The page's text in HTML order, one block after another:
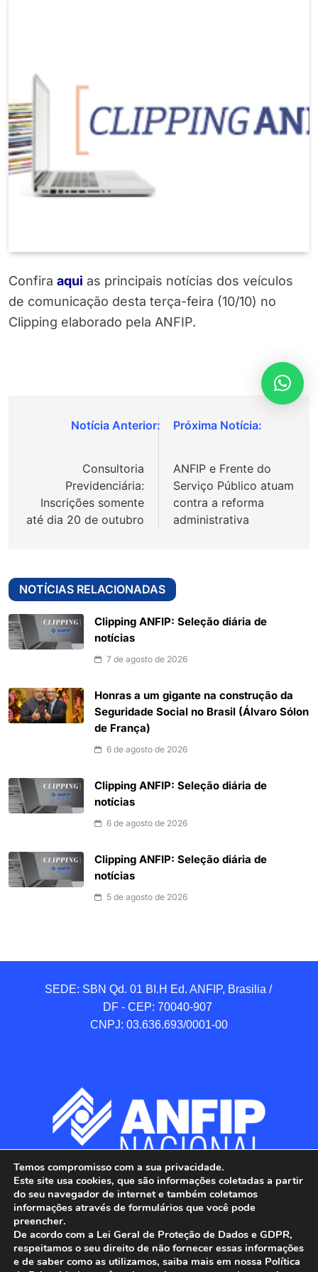
Confira aqui as principais notícias dos veículos
de comunicação desta terça-feira (10/10) no
Clipping elaborado pela ANFIP.
Navegação
Consultoria
Previdenciária:
Inscrições somente
até dia 20 de outubro
ANFIP e Frente do
Serviço Público atuam
contra a reforma
administrativa
NOTÍCIAS RELACIONADAS
Clipping ANFIP: Seleção diária de
notícias
7 de agosto de 2026
Honras a um gigante na construção da
Seguridade Social no Brasil (Álvaro Sólon
de França)
6 de agosto de 2026
Clipping ANFIP: Seleção diária de
notícias
6 de agosto de 2026
Clipping ANFIP: Seleção diária de
notícias
5 de agosto de 2026
SEDE: SBN Qd. 01 BI.H Ed. ANFIP, Brasilia /
DF - CEP: 70040-907
CNPJ: 03.636.693/0001-00
Temos compromisso com a sua privacidade.
Este site usa cookies, que são informações coletadas a partir
do seu navegador de internet e também coletamos
informações através de formulários que você pode
preencher.
De acordo com a Lei Geral de Proteção de Dados e GDPR,
respeitamos o seu direito de não fornecer essas informações
e de saber como as utilizamos, saiba mais em nossa Política